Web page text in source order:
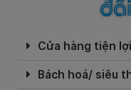
Cửa hàng tiện lợi
Bách hoá/ siêu